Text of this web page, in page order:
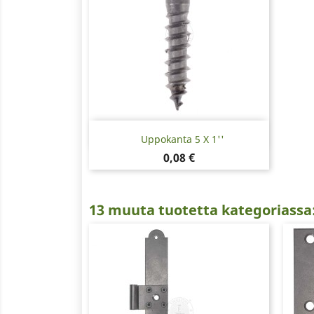
Uppokanta 5 X 1''
Hinta
0,08 €
Pikakatselu
13 muuta tuotetta